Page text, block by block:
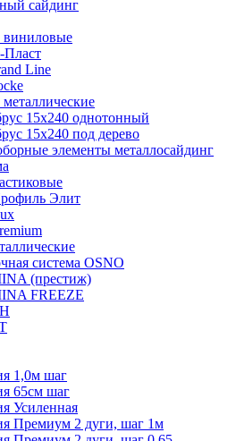
сайдинг
Line
15x240 однотонный
15x240 под дерево
элементы металлосайдинг
Элит
система OSNO
(престиж)
FREEZE
1,0м шаг
65см шаг
Усиленная
Премиум 2 дуги, шаг 1м